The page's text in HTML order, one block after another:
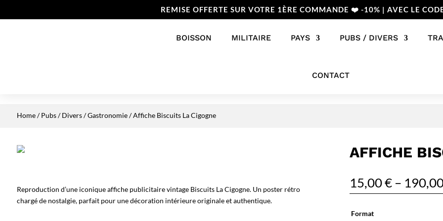
REMISE OFFERTE SUR VOTRE 1ÈRE COMMANDE ❤️ -10% | AVEC LE
BOISSON MILITAIRE PAYS PUBS / DIVERS
CONTACT
Home/Pubs / Divers/Gastronomie/ Affiche Biscuits La Cigogne
Reproduction d’une iconique affiche publicitaire vintage Biscuits La Cigogne. Un poster rétro
chargé de nostalgie, parfait pour une décoration intérieure originale et authentique.
AFFICHE
15,00€ –
Format